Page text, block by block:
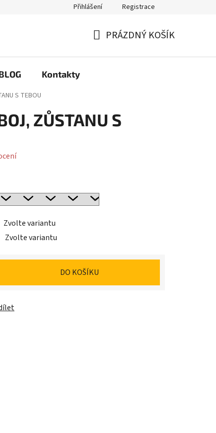
Možnosti výměny a reklamace
Přihlášení Registrace
PRÁZDNÝ KOŠÍK
Kontakty
S TEBOU
ZŮSTANU S
Zvolte variantu
Zvolte variantu
DO KOŠÍKU